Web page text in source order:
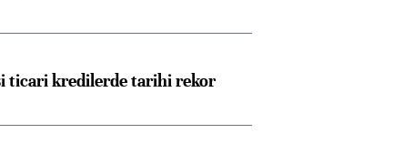
ticari kredilerde tarihi rekor